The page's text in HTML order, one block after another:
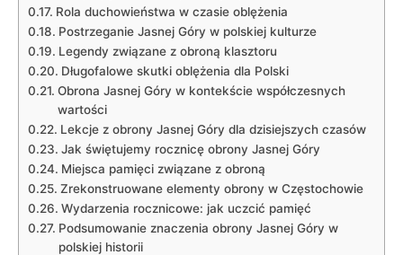
Rola duchowieństwa w czasie oblężenia
Postrzeganie Jasnej Góry w polskiej kulturze
Legendy związane z obroną klasztoru
Długofalowe skutki oblężenia dla Polski
Obrona Jasnej Góry w kontekście współczesnych
wartości
Lekcje z obrony Jasnej Góry dla dzisiejszych czasów
Jak świętujemy rocznicę obrony Jasnej Góry
Miejsca pamięci związane z obroną
Zrekonstruowane elementy obrony ⁣w Częstochowie
Wydarzenia rocznicowe:⁢ jak uczcić‌ pamięć
Podsumowanie znaczenia obrony Jasnej Góry ⁣w
polskiej historii